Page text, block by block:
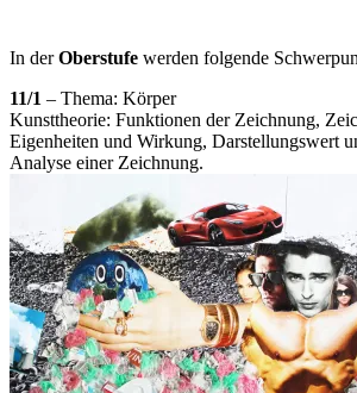
In derOberstufe werden folgende
11/1 – Thema: Körper
Kunsttheorie: Funktionen der Zeichnung,
Eigenheiten und Wirkung, Darstellungswert
Analyse einer Zeichnung.